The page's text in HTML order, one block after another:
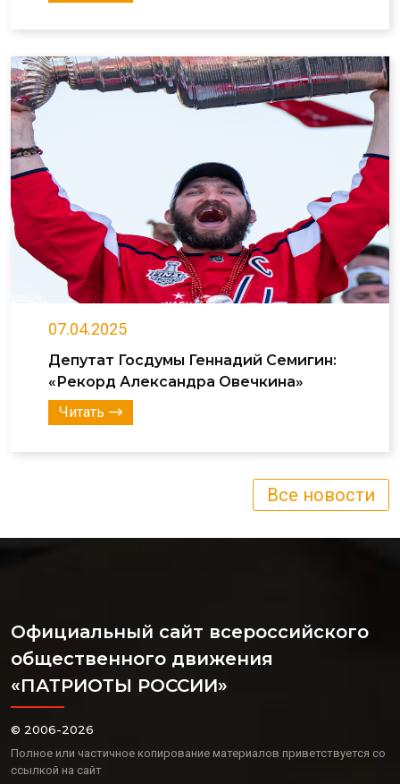
07.04.2025
Депутат Госдумы Геннадий Семигин:
«Рекорд Александра Овечкина»
Читать
Все новости
Официальный сайт всероссийского
общественного движения
«ПАТРИОТЫ РОССИИ»
© 2006-2026
Полное или частичное копирование материалов приветствуется со
ссылкой на сайт